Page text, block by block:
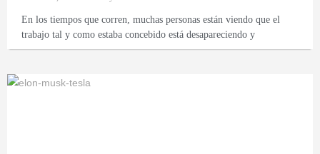
En los tiempos que corren, muchas personas están viendo que el
trabajo tal y como estaba concebido está desapareciendo y